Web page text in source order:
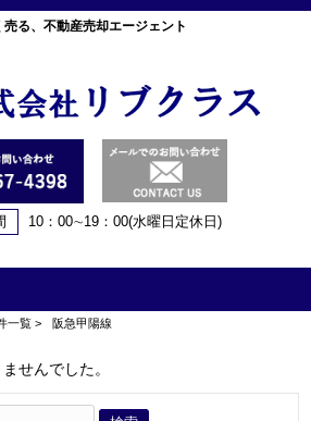
る、不動産売却エージェント
10：00∼19：00(水曜日定休日)
一覧 > 阪急甲陽線
せんでした。